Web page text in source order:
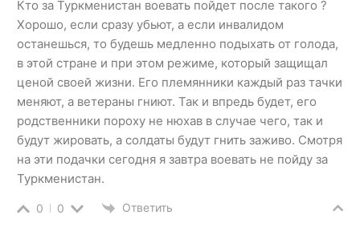
Кто за Туркменистан воевать пойдет после такого ?
Хорошо, если сразу убьют, а если инвалидом
останешься, то будешь медленно подыхать от голода,
в этой стране и при этом режиме, который защищал
ценой своей жизни. Его племянники каждый раз тачки
меняют, а ветераны гниют. Так и впредь будет, его
родственники пороху не нюхав в случае чего, так и
будут жировать, а солдаты будут гнить заживо. Смотря
на эти подачки сегодня я завтра воевать не пойду за
Туркменистан.
0 0 Ответить